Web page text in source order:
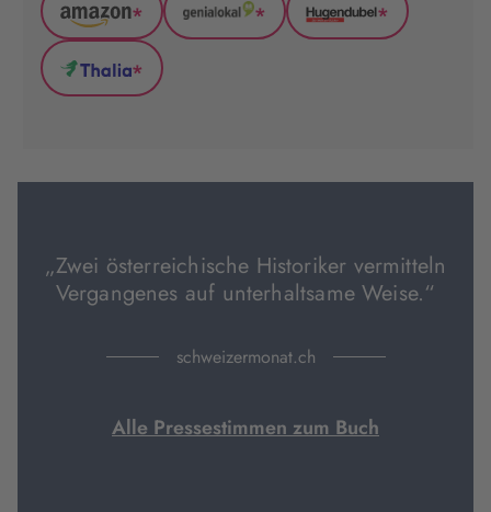
Amazon
(wird
in
neuem
*
GenialLokal
*
Hugendubel
*
Thalia
Tab
*
„Zwei österreichische Historiker vermitteln
Vergangenes auf unterhaltsame Weise.“
schweizermonat.ch
Alle Pressestimmen zum Buch